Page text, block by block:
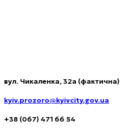
вул. Чикаленка, 32а (фактична)
kyiv.prozoro@kyivcity.gov.ua
+38 (067) 471 66 54